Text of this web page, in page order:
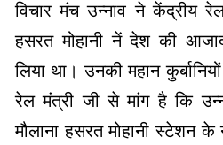
विचार मंच उन्नाव ने केंद्रीय
हसरत मोहानी नें देश की
लिया था। उनकी महान
रेल मंत्री जी से मांग है कि
मौलाना हसरत मोहानी स्टेशन